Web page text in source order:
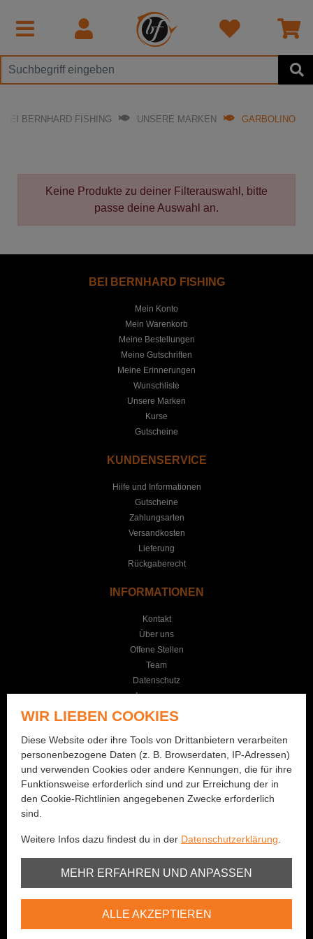
BEI BERNHARD FISHING UNSERE MARKEN GARBOLINO
Keine Produkte zu deiner Filterauswahl, bitte
passe deine Auswahl an.
BEI BERNHARD FISHING
Mein Konto
Mein Warenkorb
Meine Bestellungen
Meine Gutschriften
Meine Erinnerungen
Wunschliste
Unsere Marken
Kurse
Gutscheine
KUNDENSERVICE
Hilfe und Informationen
Gutscheine
Zahlungsarten
Versandkosten
Lieferung
Rückgaberecht
INFORMATIONEN
Kontakt
Über uns
Offene Stellen
Team
Datenschutz
Impressum
AGB
KONTAKT
Seilereistrasse 19
3114 Wichtrach
+41 (0)31 781 01 77
Montag geschlossen
Dienstag bis Freitag:
08:00 - 12:00 Uhr / 13:30 - 18:30 Uhr
Samstag:
08:00 - 16:00 Uhr
WIR LIEBEN COOKIES
Diese Website oder ihre Tools von Drittanbietern verarbeiten
personenbezogene Daten (z. B. Browserdaten, IP-Adressen)
und verwenden Cookies oder andere Kennungen, die für ihre
Funktionsweise erforderlich sind und zur Erreichung der in
den Cookie-Richtlinien angegebenen Zwecke erforderlich
sind.
Weitere Infos dazu findest du in der Datenschutzerklärung
Unbedingt erforderlich
MEHR ERFAHREN UND ANPASSEN
ALLE AKZEPTIEREN